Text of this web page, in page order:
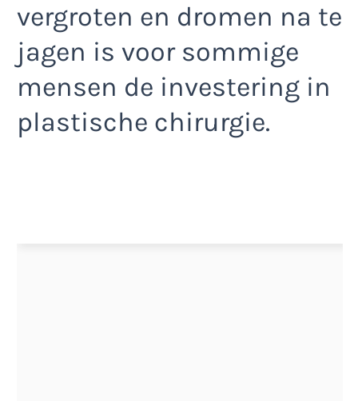
vergroten en dromen na te
jagen is voor sommige
mensen de investering in
plastische chirurgie.